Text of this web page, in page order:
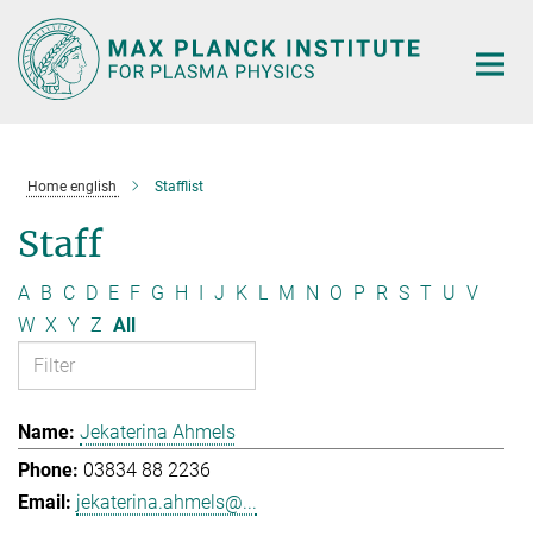
Main-
Content
Home english Stafflist
Staff
A B C D E F G H I J K L M N O P R S T U V
W X Y Z All
Jekaterina Ahmels
03834 88 2236
jekaterina.ahmels@...